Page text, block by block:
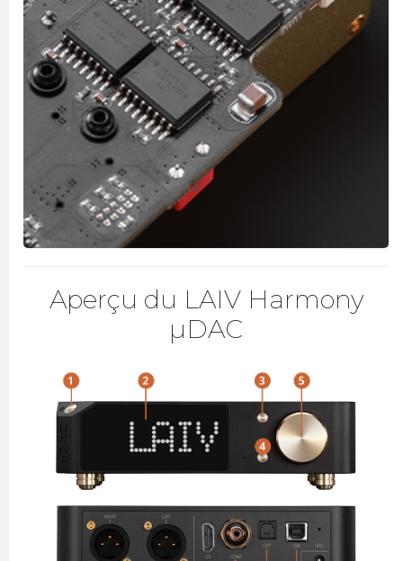
Aperçu du LAIV Harmony
µDAC